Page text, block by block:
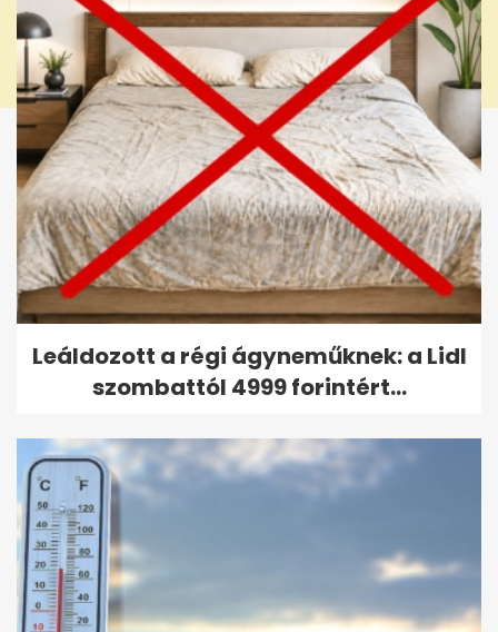
Leáldozott a régi ágyneműknek: a Lidl
szombattól 4999 forintért...